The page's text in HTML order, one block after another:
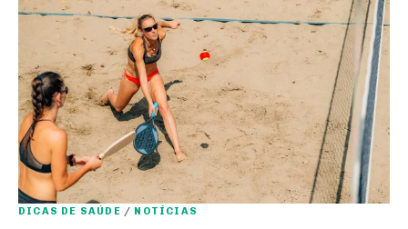
DICAS DE SAÚDE / NOTÍCIAS